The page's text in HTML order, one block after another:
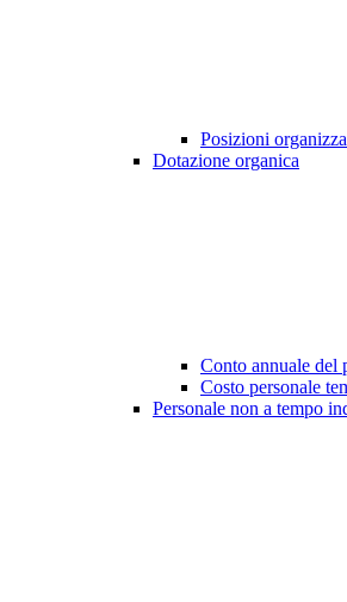
Posizioni
Dotazione organica
Conto annuale del
Costo personale
Personale non a tempo